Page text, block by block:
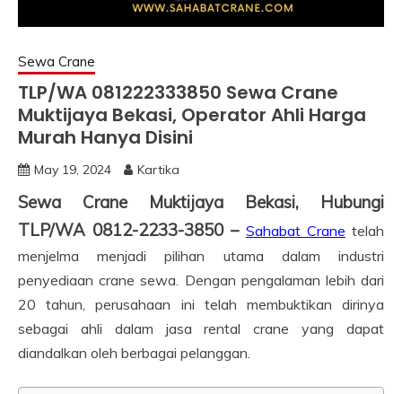
Sewa Crane
TLP/WA 081222333850 Sewa Crane
Muktijaya Bekasi, Operator Ahli Harga
Murah Hanya Disini
May 19, 2024 Kartika
Sewa Crane Muktijaya Bekasi, Hubungi
TLP/WA 0812-2233-3850 – Sahabat Crane telah
menjelma menjadi pilihan utama dalam industri
penyediaan crane sewa. Dengan pengalaman lebih dari
20 tahun, perusahaan ini telah membuktikan dirinya
sebagai ahli dalam jasa rental crane yang dapat
diandalkan oleh berbagai pelanggan.